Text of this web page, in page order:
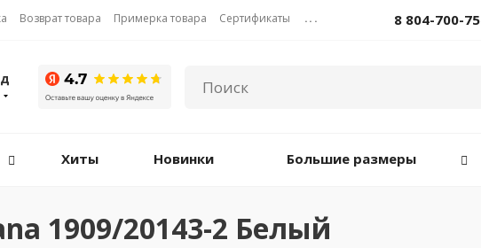
Возврат товара Примерка товара Сертификаты ... 8 804-700-
Хиты Новинки Большие размеры
1909/20143-2 Белый